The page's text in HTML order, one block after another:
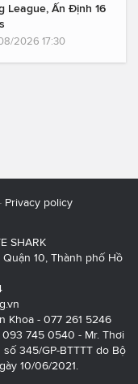
League, Ấn Định 16
2026 17:30
Privacy policy
SHARK
Quận 10, Thành phố Hồ
Khoa - 077 261 5246
093 745 0540 - Mr. Thơi
345/GP-BTTTT do Bộ
10/06/2021.